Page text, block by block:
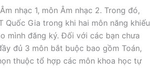
nhạc 1, môn Âm nhạc 2. Trong đó,
Gia trong khi hai môn năng khiếu
mình đăng ký. Đối với các bạn chưa
đủ 3 môn bắt buộc bao gồm Toán,
thuộc tổ hợp các môn khoa học tự